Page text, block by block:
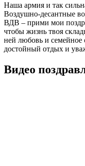
Наша армия и так
Воздушно-десантные
ВДВ – прими мои
чтобы жизнь твоя
ней любовь и семейное
достойный отдых и
Видео